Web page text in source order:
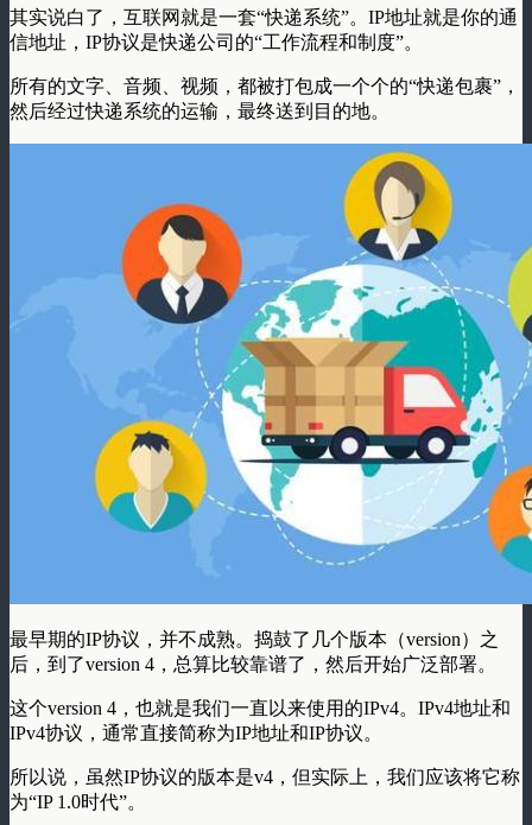
其实说白了，互联网就是一套“快递系统”。IP地址就是你的通
信地址，IP协议是快递公司的“工作流程和制度”。
所有的文字、音频、视频，都被打包成一个个的“快递包裹” ，
然后经过快递系统的运输，最终送到目的地。
最早期的IP协议，并不成熟。捣鼓了几个版本（version）之
后，到了version 4，总算比较靠谱了，然后开始广泛部署。
这个version 4，也就是我们一直以来使用的IPv4。IPv4地址和
IPv4协议，通常直接简称为IP地址和IP协议。
所以说，虽然IP协议的版本是v4，但实际上， 我们应该将它称
为“IP 1.0时代”。